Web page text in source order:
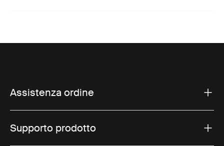
Assistenza ordine
Supporto prodotto